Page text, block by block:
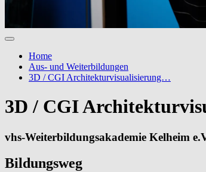
Home
Aus- und Weiterbildungen
3D / CGI Architekturvisualisierung…
3D / CGI
vhs-Weiterbildungsakademie Kelheim
Bildungsweg